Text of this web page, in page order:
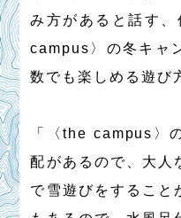
み方があると話す
campus〉の冬キャ
数でも楽しめる遊び
「〈the campus〉
配があるので、大人
で雪遊びをすること